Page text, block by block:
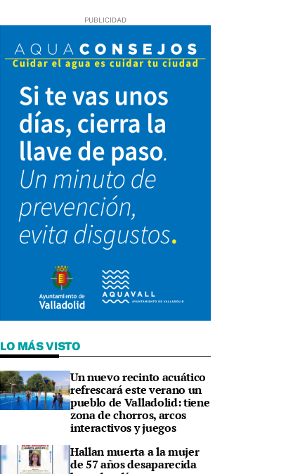
LO MÁS VISTO
Un nuevo recinto acuático
refrescará este verano un
pueblo de Valladolid: tiene
zona de chorros, arcos
interactivos y juegos
Hallan muerta a la mujer
de 57 años desaparecida